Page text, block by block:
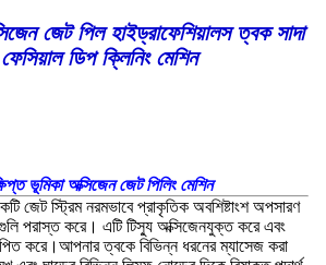
জেট পিল হাইড্রাফেশিয়ালস ত্বক সাদা
ডিপ ক্লিনিং মেশিন
ভূমিকা অক্সিজেন জেট পিলিং মেশিন
জেট স্ট্রিম নরমভাবে প্রাকৃতিক অবশিষ্টাংশ অপসারণ
পরাস্ত করে। এটি টিস্যু অক্সিজেনযুক্ত করে এবং
করে।আপনার ত্বকে বিভিন্ন ধরনের ম্যাসেজ করা